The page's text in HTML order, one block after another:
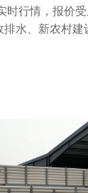
时行情，报价
水、新农村建